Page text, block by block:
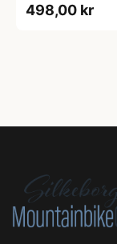
498,00 kr